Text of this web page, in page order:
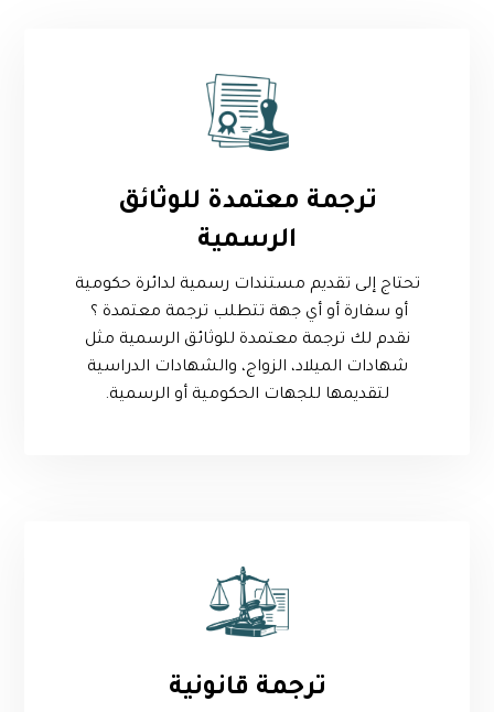
ترجمة معتمدة للوثائق
الرسمية
تحتاج إلى تقديم مستندات رسمية لدائرة حكومية
أو سفارة أو أي جهة تتطلب ترجمة معتمدة ؟
نقدم لك ترجمة معتمدة للوثائق الرسمية مثل
شهادات الميلاد، الزواج، والشهادات الدراسية
لتقديمها للجهات الحكومية أو الرسمية.
ترجمة قانونية